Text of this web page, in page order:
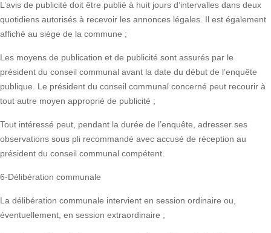
L’avis de publicité doit être publié à huit jours d’intervalles dans deux
quotidiens autorisés à recevoir les annonces légales. Il est également
affiché au siège de la commune ;
Les moyens de publication et de publicité sont assurés par le
président du conseil communal avant la date du début de l’enquête
publique. Le président du conseil communal concerné peut recourir à
tout autre moyen approprié de publicité ;
Tout intéressé peut, pendant la durée de l’enquête, adresser ses
observations sous pli recommandé avec accusé de réception au
président du conseil communal compétent.
6-Délibération communale
La délibération communale intervient en session ordinaire ou,
éventuellement, en session extraordinaire ;